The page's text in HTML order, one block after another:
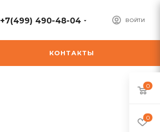
ВОЙТИ
+7(499) 490-48-04
КОНТАКТЫ
0
0